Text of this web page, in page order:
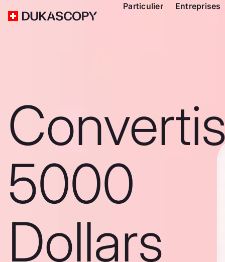
Particulier Entreprises
5000
Dollars